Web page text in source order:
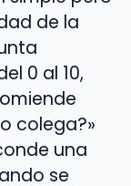
de la
0 al 10,
colega?»
una
se